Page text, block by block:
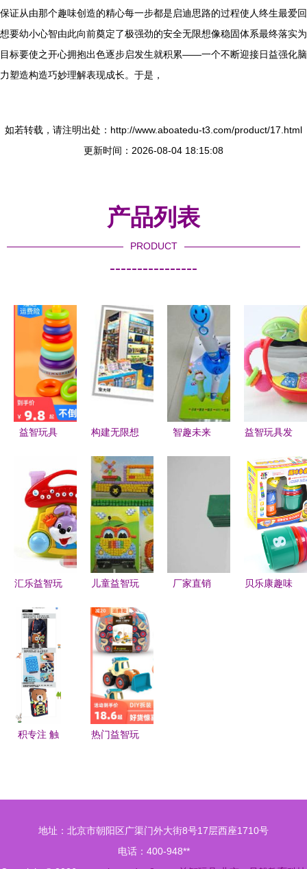
保证从由那个趣味创造的精心每一步都是启迪思路的过程使人终生最爱回
想要幼小心智由此向前奠定了极强劲的安全无限想像稳固体系最终落实为
目标要使之开心拥抱出色逐步启发生就积累——一个不断迎接日益强化脑
力塑造构造巧妙理解表现成长。于是，
如若转载，请注明出处：http://www.aboatedu-t3.com/product/17.html
更新时间：2026-08-04 18:15:08
产品列表
PRODUCT
----------------
益智玩具
教育新宠
构建无限想
花片积木的
益智魔力
智趣未来
备供应链解
益智玩具发
格、批发渠
道与优质厂
家全解析
汇乐益智玩
童智慧的游
戏世界
儿童益智玩
发供应与价
格指南
厂家直销
贝乐康趣味
积专注 触
热门益智玩
地址：北京市朝阳区广渠门外大街8号17层西座1710号
电话：400-948**